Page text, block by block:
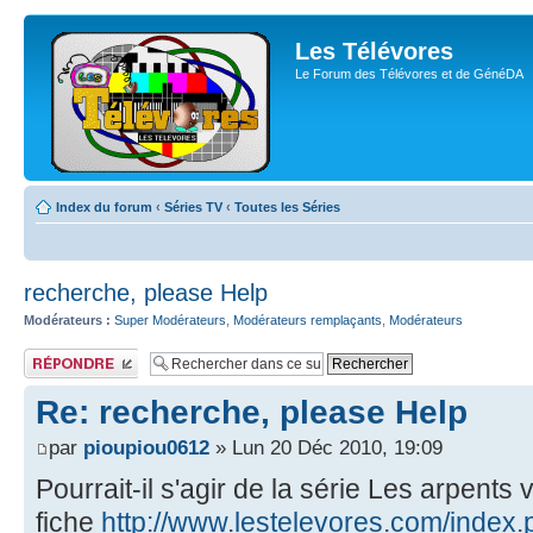
Les Télévores
Le Forum des Télévores et de GénéDA
Index du forum ‹ Séries TV ‹ Toutes les Séries
recherche, please Help
Modérateurs : Super Modérateurs Modérateurs remplaçants Modérateurs
Publier une
réponse
Re: recherche, please Help
par pioupiou0612 » Lun 20 Déc 2010, 19:09
Pourrait-il s'agir de la série Les arpents
fiche http://www.lestelevores.com/